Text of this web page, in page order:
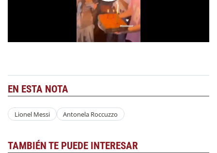
EN ESTA NOTA
Lionel Messi Antonela Roccuzzo
TAMBIÉN TE PUEDE INTERESAR